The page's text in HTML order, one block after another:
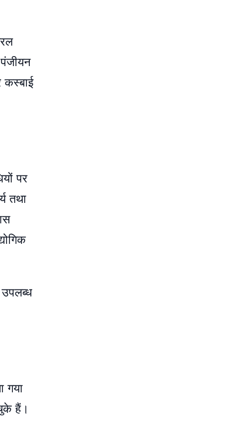
कस्बाई
पर
तथा
उपलब्ध
गया
हैं।